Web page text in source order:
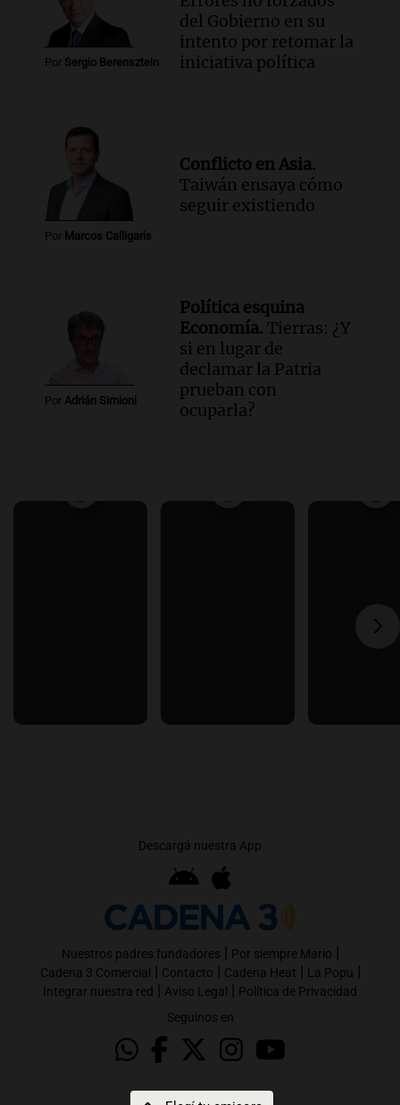
Por Sergio Berensztein
del Gobierno en su
intento por retomar la
iniciativa política
Por Marcos Calligaris
Conflicto en Asia.
Taiwán ensaya cómo
seguir existiendo
Por Adrián Simioni
Política esquina
Economía. Tierras: ¿Y
si en lugar de
declamar la Patria
prueban con
ocuparla?
Descargá nuestra App
Nuestros padres fundadores | Por siempre Mario |
Cadena 3 Comercial | Contacto | Cadena Heat | La Popu |
Integrar nuestra red | Aviso Legal | Política de Privacidad
Seguinos en